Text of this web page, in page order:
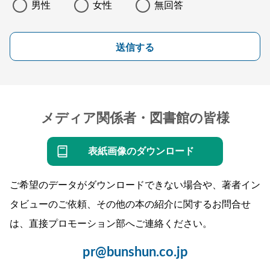
男性 女性 無回答
送信する
メディア関係者・図書館の皆様
表紙画像のダウンロード
ご希望のデータがダウンロードできない場合や、著者イン
タビューのご依頼、その他の本の紹介に関するお問合せ
は、直接プロモーション部へご連絡ください。
pr@bunshun.co.jp